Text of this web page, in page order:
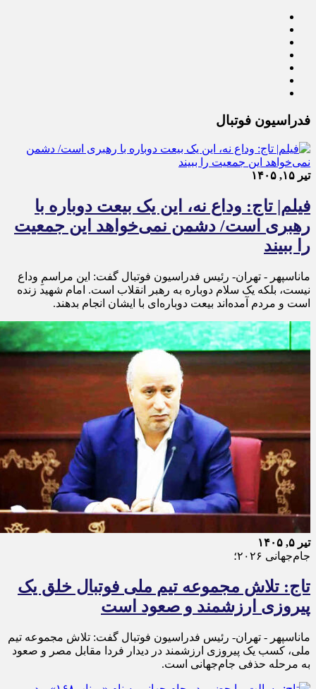
فدراسیون فوتبال
تیر ۱۵, ۱۴۰۵
فیلم| تاج: وداع نه، این یک بیعت دوباره با
رهبری است/ دشمن نمی‌خواهد این جمعیت
را ببیند
ماناسپهر - تهران- رئیس فدراسیون فوتبال گفت: این مراسمِ وداع
نیست، بلکه یک سلام دوباره به رهبر انقلاب است. امام شهید زنده
است و مردم آمده‌اند بیعت دوباره‌ای با ایشان انجام بدهند.
تیر ۵, ۱۴۰۵
جام‌جهانی ۲۰۲۶؛
تاج: تلاش مجموعه تیم ملی فوتبال خلق یک
پیروزی ارزشمند و صعود است
ماناسپهر - تهران- رئیس فدراسیون فوتبال گفت: تلاش مجموعه تیم
ملی، کسب یک پیروزی ارزشمند در دیدار فردا مقابل مصر و صعود
به مرحله حذفی جام‌جهانی است.